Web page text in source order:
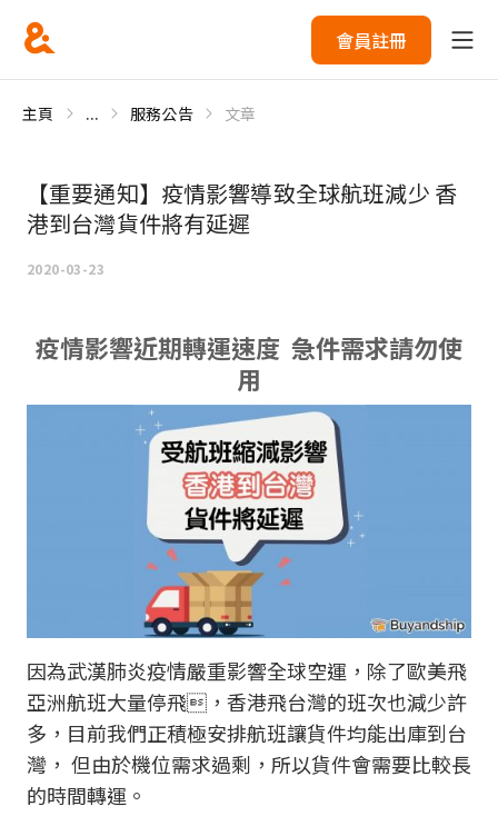
會員註冊
主頁 ... 服務公告 文章
【重要通知】疫情影響導致全球航班減少 香
港到台灣貨件將有延遲
2020-03-23
疫情影響近期轉運速度 急件需求請勿使
用
因為武漢肺炎疫情嚴重影響全球空運，除了歐美飛
亞洲航班大量停飛，香港飛台灣的班次也減少許
多，目前我們正積極安排航班讓貨件均能出庫到台
灣， 但由於機位需求過剩，所以貨件會需要比較長
的時間轉運。